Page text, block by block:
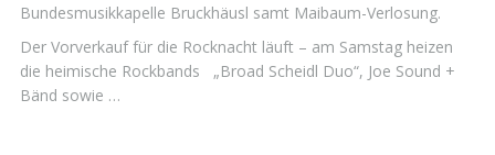
Bundesmusikkapelle Bruckhäusl samt Maibaum-Verlosung.
Der Vorverkauf für die Rocknacht läuft – am Samstag heizen
die heimische Rockbands „Broad Scheidl Duo“, Joe Sound +
Bänd sowie …